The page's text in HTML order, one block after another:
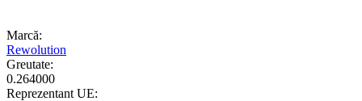
Marcă:
Rewolution
Greutate:
0.264000
Reprezentant UE: